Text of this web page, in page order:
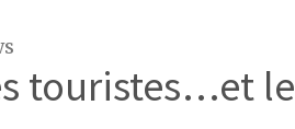
touristes…et